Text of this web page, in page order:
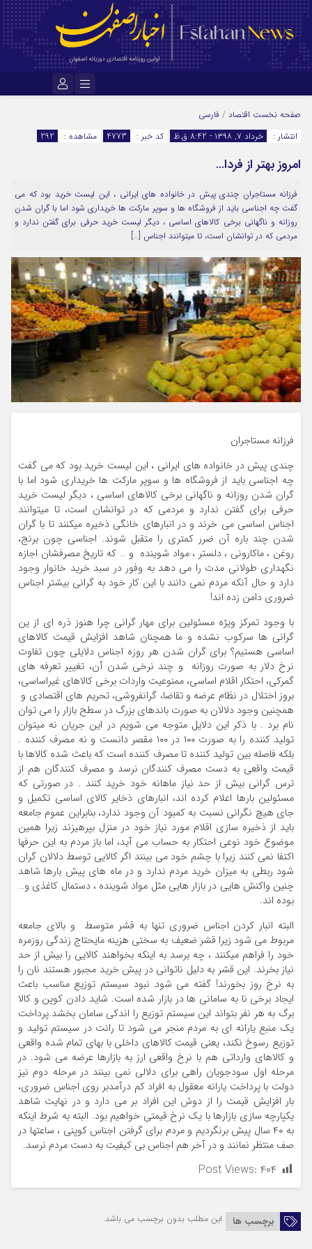
رمز عبور
مرا به خاطر بسپار
صفحه نخست اقتصاد / فارسی
انتشار :
خرداد ۷, ۱۳۹۸ - 8:42 ق.ظ کد خبر : 4773 مشاهده : 292
امروز بهتر از فردا…
فرزانه مستاجران چندی پیش در خانواده های ایرانی ، این لیست خرید بود که می
گفت چه اجناسی باید از فروشگاه ها و سوپر مارکت ها خریداری شود اما با گران شدن
روزانه و ناگهانی برخی کالاهای اساسی ، دیگر لیست خرید حرفی برای گفتن ندارد و
مردمی که در توانشان است، تا میتوانند اجناس […]
فرزانه مستاجران
چندی پیش در خانواده های ایرانی ، این لیست خرید بود که می گفت
چه اجناسی باید از فروشگاه ها و سوپر مارکت ها خریداری شود اما با
گران شدن روزانه و ناگهانی برخی کالاهای اساسی ، دیگر لیست خرید
حرفی برای گفتن ندارد و مردمی که در توانشان است، تا میتوانند
اجناس اساسی می خرند و در انبارهای خانگی ذخیره میکنند تا با گران
شدن چند باره آن ضرر کمتری را متقبل شوند. اجناسی چون برنج،
روغن ، ماکارونی ، دلستر ، مواد شوینده و … که تاریخ مصرفشان اجازه
نگهداری طولانی مدت را می دهد به وفور در سبد خرید خانوار وجود
دارد و حال آنکه مردم نمی دانند با این کار خود به گرانی بیشتر اجناس
ضروری دامن زده اند!
با وجود تمرکز ویژه مسئولین برای مهار گرانی چرا هنوز ذره ای از ین
گرانی ها سرکوب نشده و ما همچنان شاهد افزایش قیمت کالاهای
اساسی هستیم؟ برای گران شدن هر روزه اجناس دلایلی چون تفاوت
نرخ دلار به صورت روزانه و چند نرخی شدن آن، تغییر تعرفه های
گمرکی، احتکار اقلام اساسی، ممنوعیت واردات برخی کالاهای غیراساسی،
بروز اختلال در نظام عرضه و تقاضا، گرانفروشی، تحریم های اقتصادی و
همچنین وجود دلالان به صورت باندهای بزرگ در سطح بازار را می توان
نام برد . با ذکر این دلایل متوجه می شویم در این جریان نه میتوان
تولید کننده را به صورت ۱۰۰ در ۱۰۰ مقصر دانست و نه مصرف کننده .
بلکه فاصله بین تولید کننده تا مصرف کننده است که باعث شده کالاها با
قیمت واقعی به دست مصرف کنندگان نرسد و مصرف کنندگان هم از
ترس گرانی بیش از حد نیاز ماهانه خود خرید کنند . در صورتی که
مسئولین بارها اعلام کرده اند، انبارهای ذخایر کالای اساسی تکمیل و
جای هیچ نگرانی نسبت به کمبود آن وجود ندارد، بنابراین عموم جامعه
باید از ذخیره سازی اقلام مورد نیاز خود در منزل بپرهیزند زیرا همین
موضوع خود نوعی احتکار به حساب می آید، اما باز مردم به این حرفها
اکتفا نمی کنند زیرا با چشم خود می بینند اگر کالایی توسط دلالان گران
شود ربطی به میزان خرید مردم ندارد و در ماه های پیش بارها شاهد
چنین واکنش هایی در بازار هایی مثل مواد شوینده ، دستمال کاغذی و…
بوده اند.
البته انبار کردن اجناس ضروری تنها به قشر متوسط و بالای جامعه
مربوط می شود زیرا قشر ضعیف به سختی هزینه مایحتاج زندگی روزمره
خود را فراهم میکنند ، چه برسد به اینکه بخواهند کالایی را بیش از حد
نیاز بخرند. این قشر به دلیل ناتوانی در پیش خرید مجبور هستند نان را
به نرخ روز بخورند! گفته می شود نبود سیستم توزیع مناسب باعث
ایجاد برخی نا به سامانی ها در بازار شده است. شاید دادن کوپن و کالا
برگ به هر نفر بتواند این سیستم توزیع را اندکی سامان بخشد.پرداخت
یک منبع یارانه ای به مردم منجر می شود تا رانت در سیستم تولید و
توزیع رسوخ نکند، یعنی قیمت کالاهای داخلی با بهای تمام شده واقعی
و کالاهای وارداتی هم با نرخ واقعی ارز به بازارها عرضه می شود. در
مرحله اول سودجویان راهی برای دلالی نمی بینند در مرحله دوم نیز
دولت با پرداخت یارانه معقول به افراد کم درآمدبر روی اجناس ضروری،
بار افزایش قیمت را از دوش این افراد بر می دارد و در نهایت شاهد
یکپارچه سازی بازارها با یک نرخ قیمتی خواهیم بود. البته به شرط اینکه
به ۴۰ سال پیش برنگردیم و مردم برای گرفتن اجناس کوپنی ، ساعتها در
صف منتظر نمانند و در آخر هم اجناس بی کیفیت به دست مردم نرسد.
Post Views: ۴۰۴
برچسب ها این مطلب بدون برچسب می باشد.